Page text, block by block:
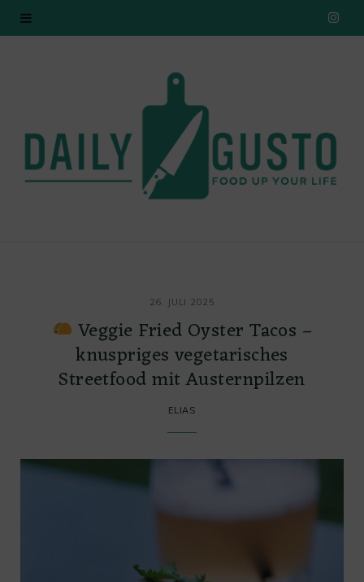
I
26. JULI 2025
Veggie Fried Oyster Tacos –
knuspriges vegetarisches
Streetfood mit Austernpilzen
ELIAS